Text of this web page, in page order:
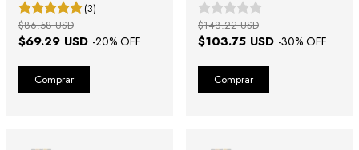
(3)
$69.29 USD -20% OFF
$86.58 USD
$103.75 USD -30% OFF
$148.22 USD